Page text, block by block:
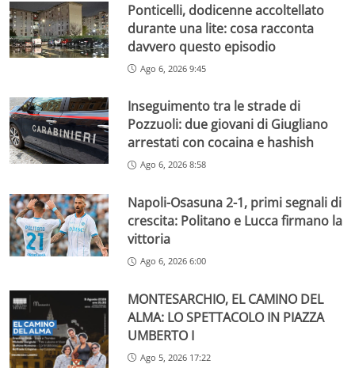
Ponticelli, dodicenne accoltellato
durante una lite: cosa racconta
davvero questo episodio
Ago 6, 2026 9:45
Inseguimento tra le strade di
Pozzuoli: due giovani di Giugliano
arrestati con cocaina e hashish
Ago 6, 2026 8:58
Napoli-Osasuna 2-1, primi segnali di
crescita: Politano e Lucca firmano la
vittoria
Ago 6, 2026 6:00
MONTESARCHIO, EL CAMINO DEL
ALMA: LO SPETTACOLO IN PIAZZA
UMBERTO I
Ago 5, 2026 17:22